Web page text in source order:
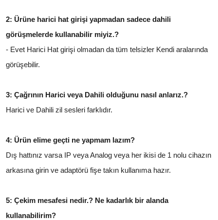
2: Ürüne harici hat girişi yapmadan sadece dahili
görüşmelerde kullanabilir miyiz.?
- Evet Harici Hat girişi olmadan da tüm telsizler Kendi aralarında
görüşebilir.
3: Çağrının Harici veya Dahili olduğunu nasıl anlarız.?
Harici ve Dahili zil sesleri farklıdır.
4: Ürün elime geçti ne yapmam lazım?
Dış hattınız varsa IP veya Analog veya her ikisi de 1 nolu cihazın
arkasına girin ve adaptörü fişe takın kullanıma hazır.
5: Çekim mesafesi nedir.? Ne kadarlık bir alanda
kullanabilirim?